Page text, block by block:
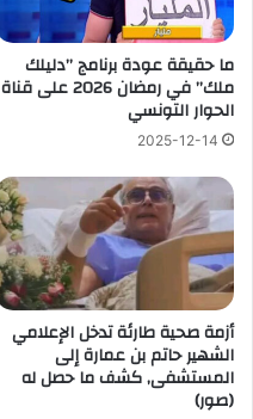
ما حقيقة عودة برنامج ”دليلك
ملك” في رمضان 2026 على قناة
الحوار التونسي
2025-12-14
أزمة صحية طارئة تدخل الإعلامي
الشهير حاتم بن عمارة إلى
المستشفى, كشف ما حصل له
(صور)